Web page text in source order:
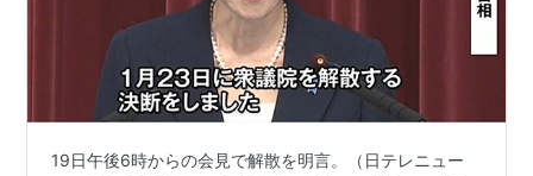
19日午後6時からの会見で解散を明言。（日テレニュー